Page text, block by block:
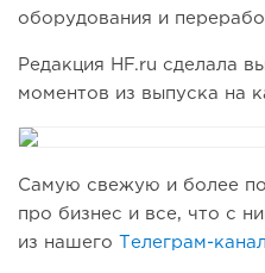
оборудования и
Редакция HF.ru сделала
моментов из выпуска на
Самую свежую и более
про бизнес и все, что с
из нашего
Телеграм-